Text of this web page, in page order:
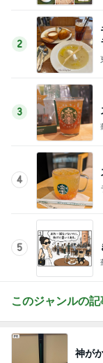
2
3
4
5
このジャンルの
神が